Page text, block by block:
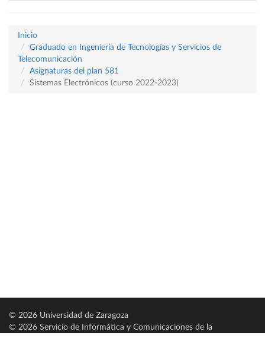
Inicio
Graduado en Ingeniería de Tecnologías y Servicios de
Telecomunicación
Asignaturas del plan 581
Sistemas Electrónicos (curso 2022-2023)
© 2026 Universidad de Zaragoza
© 2026 Servicio de Informática y Comunicaciones de la